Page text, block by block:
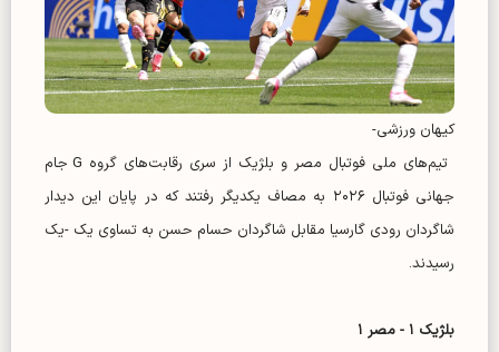
کیهان ورزشی-
تیم‌های ملی فوتبال مصر و بلژیک از سری رقابت‌های گروه G جام
جهانی فوتبال ۲۰۲۶ به مصاف یکدیگر رفتند که در پایان این دیدار
شاگردان رودی گارسیا مقابل شاگردان حسام حسن به تساوی یک -یک
رسیدند.
بلژیک ۱ - مصر ۱